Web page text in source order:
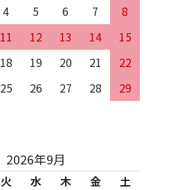
4 5 6 7
8
11 12 13 14
15
18 19 20 21
22
25 26 27 28
29
2026年9月
火 水 木 金
土